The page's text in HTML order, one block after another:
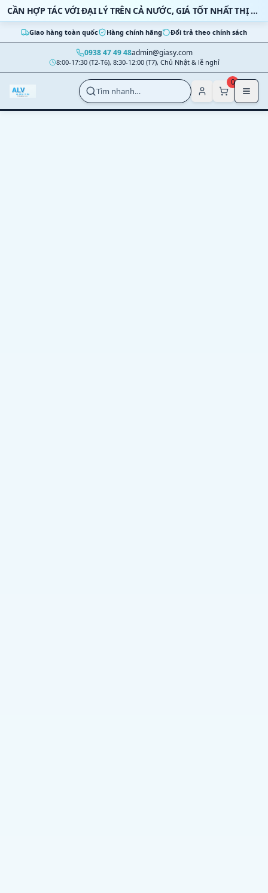
Bỏ qua nội dung CẦN HỢP TÁC VỚI ĐẠI LÝ TRÊN CẢ NƯỚC, GIÁ TỐT NHẤT THỊ TRƯỜNG
Giao hàng toàn quốc Hàng chính hãng Đổi trả theo chính sách
0938 47 49 48admin@giasy.com
8:00-17:30 (T2-T6), 8:30-12:00 (T7), Chủ Nhật & lễ nghỉ
Nhảy tới nội dung chính
Tìm nhanh…
0